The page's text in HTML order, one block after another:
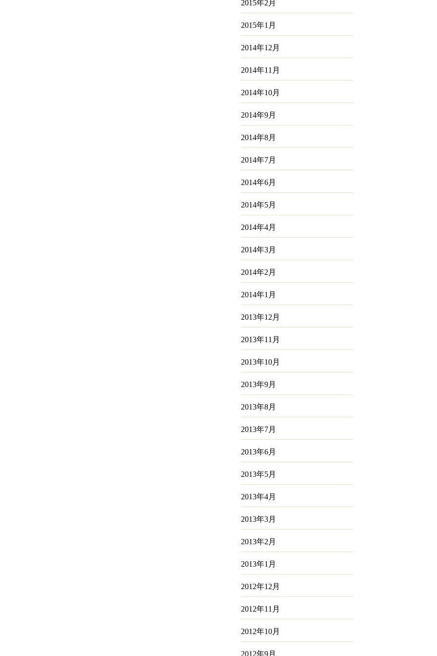
2015年2月
2015年1月
2014年12月
2014年11月
2014年10月
2014年9月
2014年8月
2014年7月
2014年6月
2014年5月
2014年4月
2014年3月
2014年2月
2014年1月
2013年12月
2013年11月
2013年10月
2013年9月
2013年8月
2013年7月
2013年6月
2013年5月
2013年4月
2013年3月
2013年2月
2013年1月
2012年12月
2012年11月
2012年10月
2012年9月